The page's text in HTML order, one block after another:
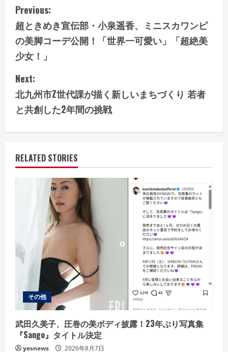
C
o
n
t
i
n
e
R
d
g
Previous:
超ときめき宣伝部・小泉遥香、ミニスカワンピ
の美脚コーデ公開！「世界一可愛い」「超絶美
少女！」
Next:
北九州市Z世代課が描く新しいまちづくり 若者
と共創した2年間の挑戦
RELATED STORIES
その他
武田久美子、圧巻の美ボディ披露！23年ぶり写真集
『Sango』タイトル決定
yesnews 2026年8月7日